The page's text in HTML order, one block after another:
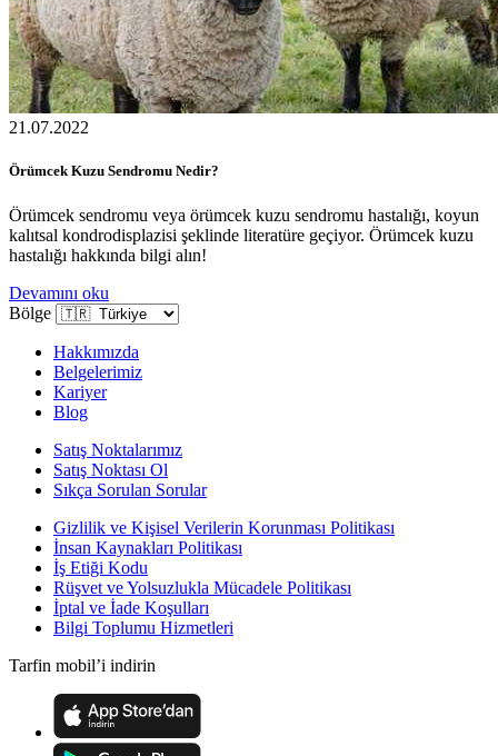
21.07.2022
Örümcek Kuzu Sendromu Nedir?
Örümcek sendromu veya örümcek kuzu sendromu hastalığı, koyun
kalıtsal kondrodisplazisi şeklinde literatüre geçiyor. Örümcek kuzu
hastalığı hakkında bilgi alın!
Devamını oku
Bölge
Hakkımızda
Belgelerimiz
Kariyer
Blog
Satış Noktalarımız
Satış Noktası Ol
Sıkça Sorulan Sorular
Gizlilik ve Kişisel Verilerin Korunması Politikası
İnsan Kaynakları Politikası
İş Etiği Kodu
Rüşvet ve Yolsuzlukla Mücadele Politikası
İptal ve İade Koşulları
Bilgi Toplumu Hizmetleri
Tarfin mobil’i indirin